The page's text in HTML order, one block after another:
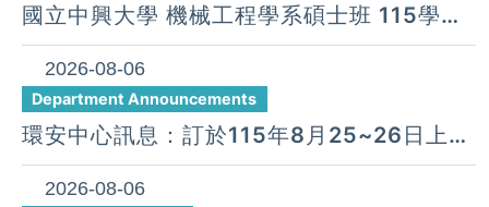
國立中興大學 機械工程學系碩士班 115學年
度 第25梯次遞補公告( 08月 06日)
2026-08-06
Department Announcements
環安中心訊息：訂於115年8月25~26日上午
08:30~下午17:00假惠蓀堂辦理「115年度
新進人員職業安全衛生教育訓練」
2026-08-06